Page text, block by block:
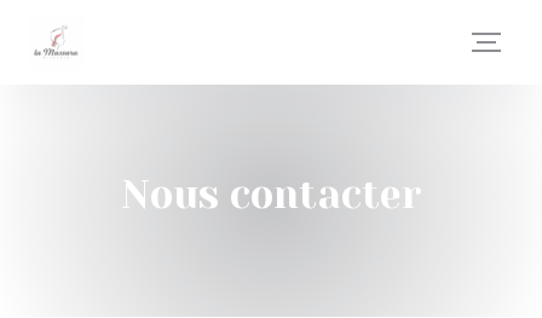
Nous contacter